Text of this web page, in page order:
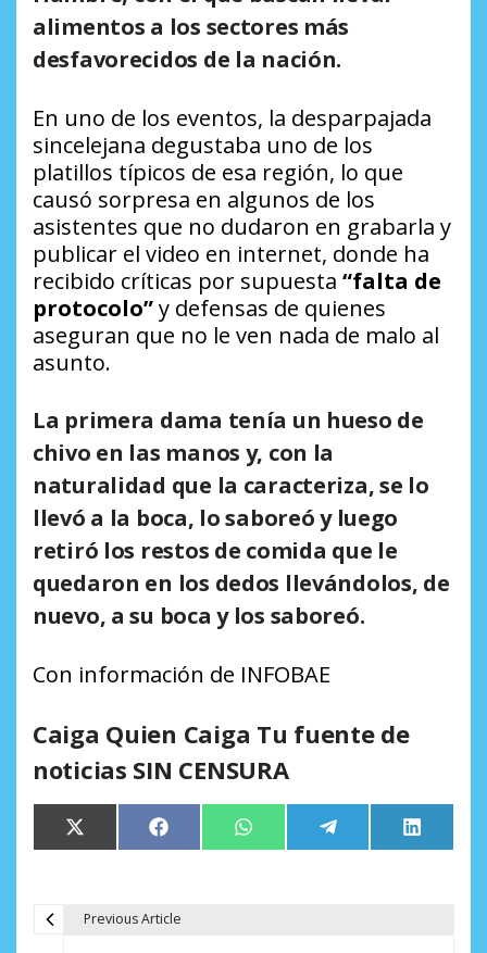
alimentos a los sectores más
desfavorecidos de la nación.
En uno de los eventos, la desparpajada
sincelejana degustaba uno de los
platillos típicos de esa región, lo que
causó sorpresa en algunos de los
asistentes que no dudaron en grabarla y
publicar el video en internet, donde ha
recibido críticas por supuesta “falta de
protocolo”y defensas de quienes
aseguran que no le ven nada de malo al
asunto.
La primera dama tenía un hueso de
chivo en las manos y, con la
naturalidad que la caracteriza, se lo
llevó a la boca, lo saboreó y luego
retiró los restos de comida que le
quedaron en los dedos llevándolos, de
nuevo, a su boca y los saboreó.
Con información de INFOBAE
Caiga Quien Caiga Tu fuente de
noticias SIN CENSURA
Compartir
en
X
(Twitter)
Compartir
en
Facebook Compartir
en
WhatsApp Compartir
en
Telegram
en
LinkedIn
Previous Article